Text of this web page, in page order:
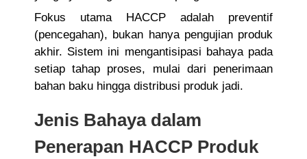
Fokus utama HACCP adalah preventif
(pencegahan), bukan hanya pengujian produk
akhir. Sistem ini mengantisipasi bahaya pada
setiap tahap proses, mulai dari penerimaan
bahan baku hingga distribusi produk jadi.
Jenis Bahaya dalam
Penerapan HACCP Produk